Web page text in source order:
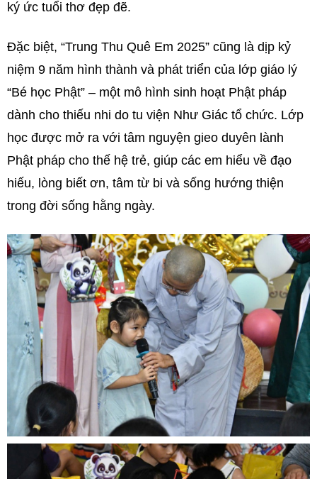
ký ức tuổi thơ đẹp đẽ.
Đặc biệt, “Trung Thu Quê Em 2025” cũng là dịp kỷ
niệm 9 năm hình thành và phát triển của lớp giáo lý
“Bé học Phật” – một mô hình sinh hoạt Phật pháp
dành cho thiếu nhi do tu viện Như Giác tổ chức. Lớp
học được mở ra với tâm nguyện gieo duyên lành
Phật pháp cho thế hệ trẻ, giúp các em hiểu về đạo
hiếu, lòng biết ơn, tâm từ bi và sống hướng thiện
trong đời sống hằng ngày.